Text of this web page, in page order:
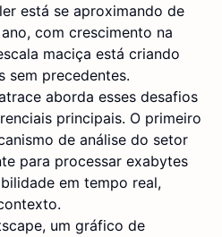
está se aproximando de
com crescimento na
maciça está criando
sem precedentes.
aborda esses desafios
principais. O primeiro
de análise do setor
para processar exabytes
em tempo real,
um gráfico de